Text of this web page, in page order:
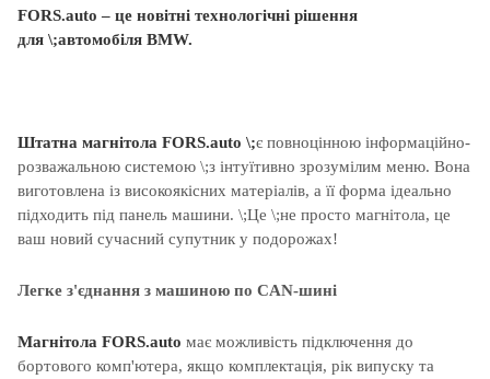
FORS.auto – це новітні технологічні рішення
для \;автомобіля BMW.
Штатна магнітола FORS.auto \;є повноцінною інформаційно-
розважальною системою \;з інтуїтивно зрозумілим меню. Вона
виготовлена із високоякісних матеріалів, а її форма ідеально
підходить під панель машини. \;Це \;не просто магнітола, це
ваш новий сучасний супутник у подорожах!
Легке з'єднання з машиною по CAN-шині
Магнітола FORS.auto має можливість підключення до
бортового комп'ютера, якщо комплектація, рік випуску та